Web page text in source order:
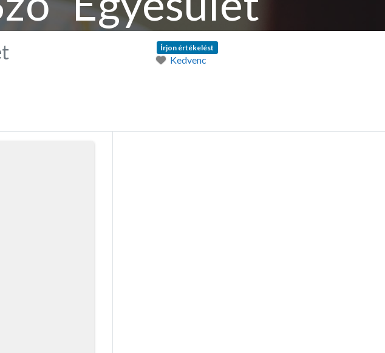
Írjon értékelést
Kedvenc